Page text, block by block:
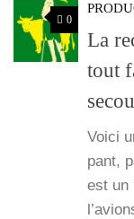
0
La
tout
Voi­ci
pant,
est un